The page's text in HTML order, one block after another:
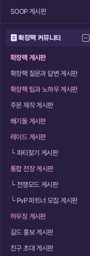
SOOP 게시판
확장팩 커뮤니티
확장팩 게시판
확장팩 질문과 답변 게시판
확장팩 팁과 노하우 게시판
주문 제작 게시판
쐐기돌 게시판
레이드 게시판
└파티찾기 게시판
통합 전장 게시판
└전쟁모드 게시판
└PvP 파트너 모집 게시판
하우징 게시판
길드 홍보 게시판
친구 초대 게시판